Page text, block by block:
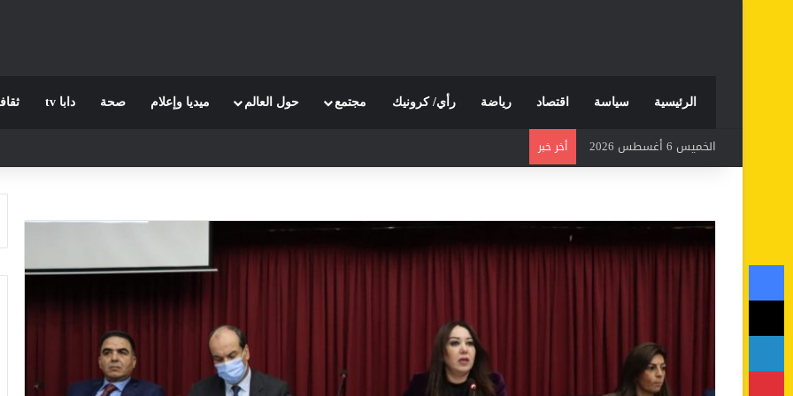
الرئيسية سياسة اقتصاد رياضة رأي/ كرونيك مجتمع حول العالم ميديا وإعلام صحة دابا tv
الخميس 6 أغسطس 2026 أخر خبر